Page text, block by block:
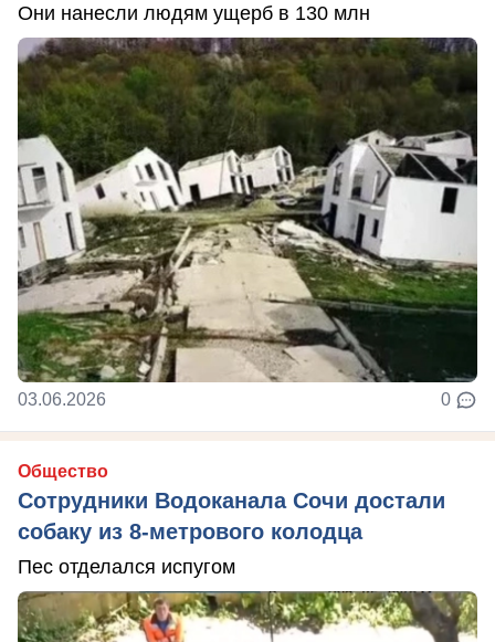
Они нанесли людям ущерб в 130 млн
03.06.2026 0
Общество
Сотрудники Водоканала Сочи достали
собаку из 8-метрового колодца
Пес отделался испугом